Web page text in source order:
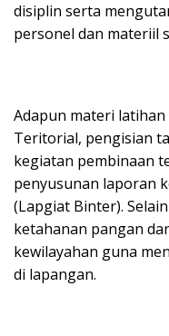
disiplin serta
personel dan materiil
Adapun materi
Teritorial, pengisian
kegiatan pembinaan
penyusunan laporan
(Lapgiat Binter).
ketahanan pangan
kewilayahan guna
di lapangan.